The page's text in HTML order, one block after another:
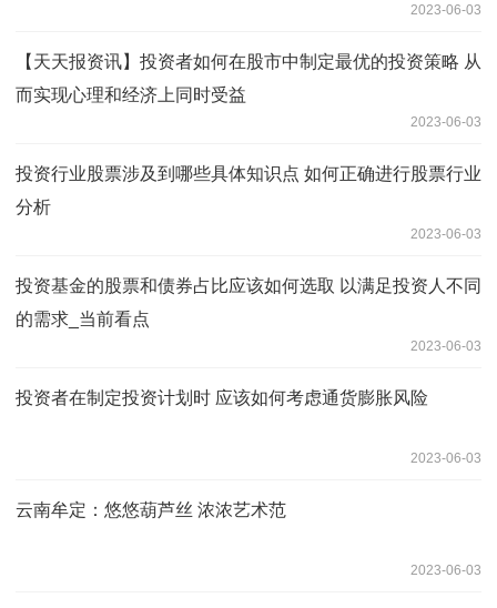
2023-06-03
【天天报资讯】投资者如何在股市中制定最优的投资策略 从
而实现心理和经济上同时受益
2023-06-03
投资行业股票涉及到哪些具体知识点 如何正确进行股票行业
分析
2023-06-03
投资基金的股票和债券占比应该如何选取 以满足投资人不同
的需求_当前看点
2023-06-03
投资者在制定投资计划时 应该如何考虑通货膨胀风险
2023-06-03
云南牟定：悠悠葫芦丝 浓浓艺术范
2023-06-03